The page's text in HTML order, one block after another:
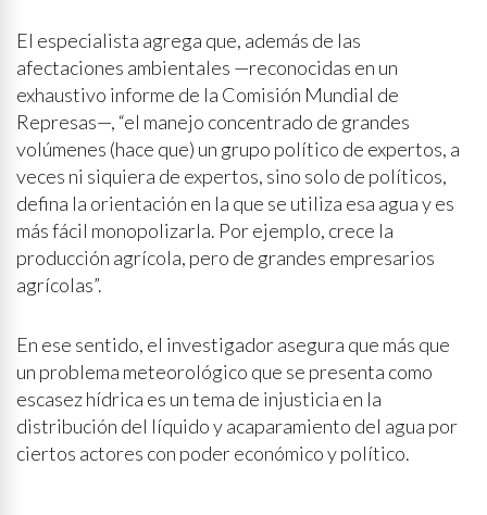
El especialista agrega que, además de las
afectaciones ambientales —reconocidas en un
exhaustivo informe de la Comisión Mundial de
Represas—, “el manejo concentrado de grandes
volúmenes (hace que) un grupo político de expertos, a
veces ni siquiera de expertos, sino solo de políticos,
defina la orientación en la que se utiliza esa agua y es
más fácil monopolizarla. Por ejemplo, crece la
producción agrícola, pero de grandes empresarios
agrícolas”.
En ese sentido, el investigador asegura que más que
un problema meteorológico que se presenta como
escasez hídrica es un tema de injusticia en la
distribución del líquido y acaparamiento del agua por
ciertos actores con poder económico y político.